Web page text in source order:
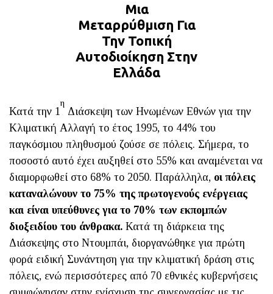
Μια
Μεταρρύθμιση Για
Την Τοπική
Αυτοδιοίκηση Στην
Ελλάδα
Κατά την 1
η
Διάσκεψη των Ηνωμένων Εθνών για την
Κλιματική Αλλαγή το έτος 1995, το 44% του
παγκόσμιου πληθυσμού ζούσε σε πόλεις. Σήμερα, το
ποσοστό αυτό έχει αυξηθεί στο 55% και αναμένεται να
διαμορφωθεί στο 68% το 2050. Παράλληλα, οι πόλεις
καταναλώνουν το 75% της πρωτογενούς ενέργειας
και είναι υπεύθυνες για το 70% των εκπομπών
διοξειδίου του άνθρακα. Κατά τη διάρκεια της
Διάσκεψης στο Ντουμπάι, διοργανώθηκε για πρώτη
φορά ειδική Συνάντηση για την κλιματική δράση στις
πόλεις, ενώ περισσότερες από 70 εθνικές κυβερνήσεις